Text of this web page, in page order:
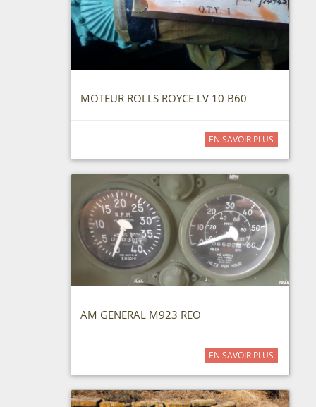
MOTEUR ROLLS ROYCE LV 10 B60
EN SAVOIR PLUS
AM GENERAL M923 REO
EN SAVOIR PLUS